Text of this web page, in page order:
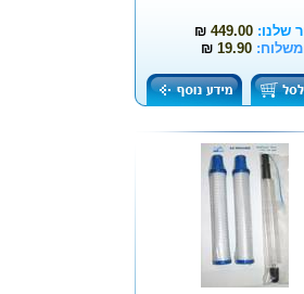
שלנו: 449.00
₪
19.90
₪